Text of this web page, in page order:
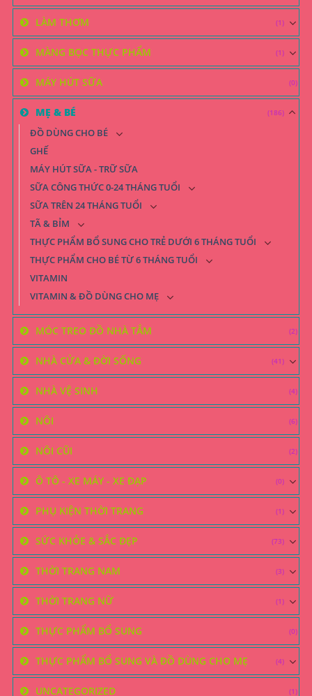
LÀM THƠM (1)
MÀNG BỌC THỰC PHẨM (1)
MÁY HÚT SỮA (0)
MẸ & BÉ (186)
ĐỒ DÙNG CHO BÉ
GHẾ
MÁY HÚT SỮA - TRỮ SỮA
SỮA CÔNG THỨC 0-24 THÁNG TUỔI
SỮA TRÊN 24 THÁNG TUỔI
TÃ & BỈM
THỰC PHẨM BỔ SUNG CHO TRẺ DƯỚI 6 THÁNG TUỔI
THỰC PHẨM CHO BÉ TỪ 6 THÁNG TUỔI
VITAMIN
VITAMIN & ĐỒ DÙNG CHO MẸ
MÓC TREO ĐỒ NHÀ TẮM (2)
NHÀ CỬA & ĐỜI SỐNG (41)
NHÀ VỆ SINH (4)
NÔI (6)
NÔI CŨI (2)
Ô TÔ - XE MÁY - XE ĐẠP (0)
PHỤ KIỆN THỜI TRANG (1)
SỨC KHỎE & SẮC ĐẸP (73)
THỜI TRANG NAM (3)
THỜI TRANG NỮ (1)
THỰC PHẨM BỔ SUNG (0)
THỰC PHẨM BỔ SUNG VÀ ĐỒ DÙNG CHO MẸ (4)
UNCATEGORIZED (1)